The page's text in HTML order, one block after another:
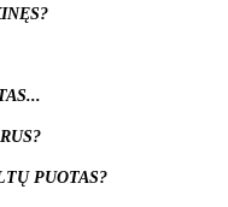
PUOTAS?